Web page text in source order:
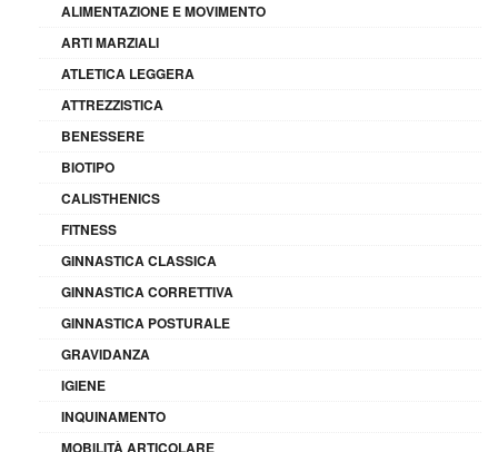
ALIMENTAZIONE E MOVIMENTO
ARTI MARZIALI
ATLETICA LEGGERA
ATTREZZISTICA
BENESSERE
BIOTIPO
CALISTHENICS
FITNESS
GINNASTICA CLASSICA
GINNASTICA CORRETTIVA
GINNASTICA POSTURALE
GRAVIDANZA
IGIENE
INQUINAMENTO
MOBILITÀ ARTICOLARE